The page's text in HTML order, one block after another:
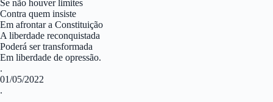
Se não houver limites
Contra quem insiste
Em afrontar a Constituição
A liberdade reconquistada
Poderá ser transformada
Em liberdade de opressão.
.
01/05/2022
.